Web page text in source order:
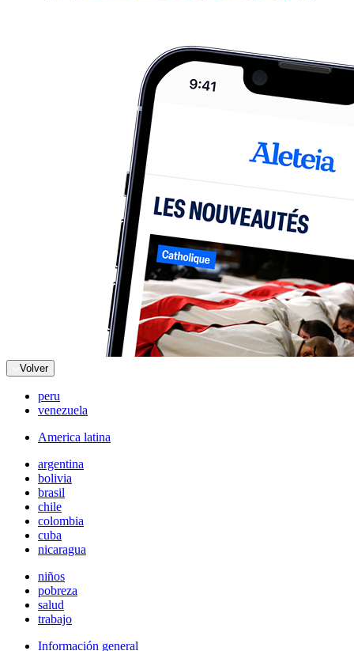
Volver
peru
venezuela
America latina
argentina
bolivia
brasil
chile
colombia
cuba
nicaragua
niños
pobreza
salud
trabajo
Información general